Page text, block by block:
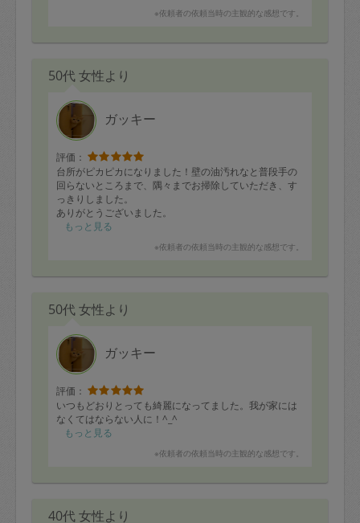
※依頼者の依頼当時の主観的な感想です。
50代 女性より
ガッキー
評価：
台所がピカピカになりました！壁の油汚れなと普段手の
回らないところまで、隅々までお掃除していただき、す
っきりしました。
ありがとうございました。
もっと見る
※依頼者の依頼当時の主観的な感想です。
50代 女性より
ガッキー
評価：
いつもどおりとっても綺麗になってました。我が家には
なくてはならない人に！^_^
もっと見る
※依頼者の依頼当時の主観的な感想です。
40代 女性より